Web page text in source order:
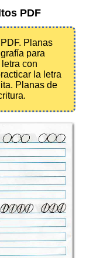
PDF
Planas
para
con
la letra
Planas de